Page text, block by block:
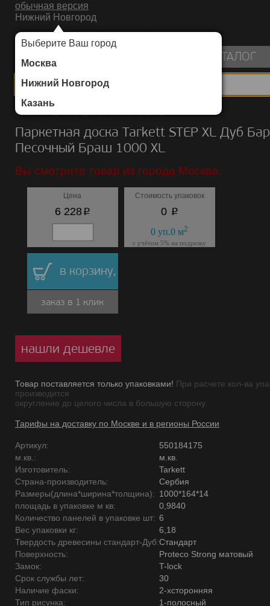
обычная версия
Нижний Новгород
Выберите Ваш город
Москва
Нижний Новгород
Казань
ИНТЕРНЕТ-МАГАЗИН НАПОЛЬНЫХ ПОКРЫТИЙ
КАТАЛОГ
Каталог/Паркетная доска/Tarkett/STEP XL
Паркетная доска Tarkett STEP XL Дуб
Песочный Браш 1000 ХL
Вы смотрите товар из города Москва.
Цена
6 228p
Стоимость упаковок
0 p
0 уп.0 м2
с учётом 5% на подрезку
в корзину,
заказ в 1 клик
нашли дешевле
Товар поставляется только упаковками! При расчете кол-ва
производится
округление до целого числа в большую сторону.
Тарифы на доставку по Москве и в регионы России
Артикул:
550184175
м.кв.:
м.кв.
Изготовитель:
Tarkett
Страна-производитель:
Сербия
Размеры(длина*ширина*толщина): 1000*164*14
площадь в упаковке м кв:
0,9840
Количество панелей в упаковке шт: 6
Вес упаковки кг:
6,18
Твердость древесины стандарт-Дуб:Стандарт
Поверхность:
Proteco Strong матовый
Замок:
T-lock
Срок службы лет:
30
Наличие фаски:
2-хсторонняя
Тип рисунка:
1-полосный